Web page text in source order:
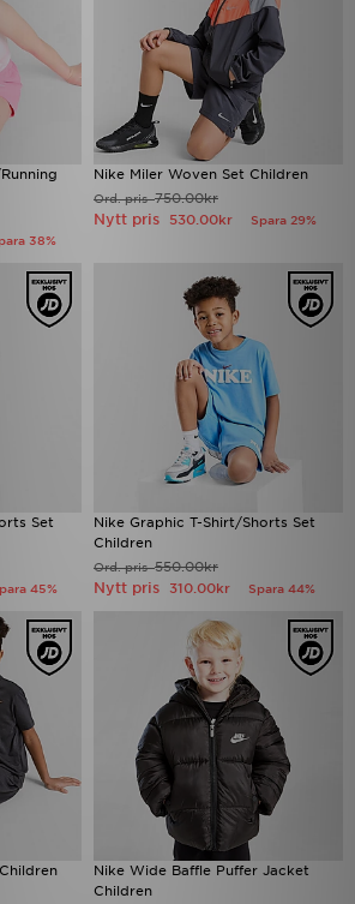
38%
Nike Miler Woven Set Children
Ord. pris750.00kr
Nytt pris 530.00kr Spara 29%
Set
45%
Nike Graphic T-Shirt/Shorts Set
Children
Ord. pris550.00kr
Nytt pris 310.00kr Spara 44%
Nike Wide Baffle Puffer Jacket
Children